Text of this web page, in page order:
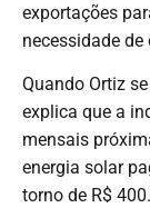
exportações
necessidade
Quando Ortiz
explica que a
mensais
energia solar
torno de R$